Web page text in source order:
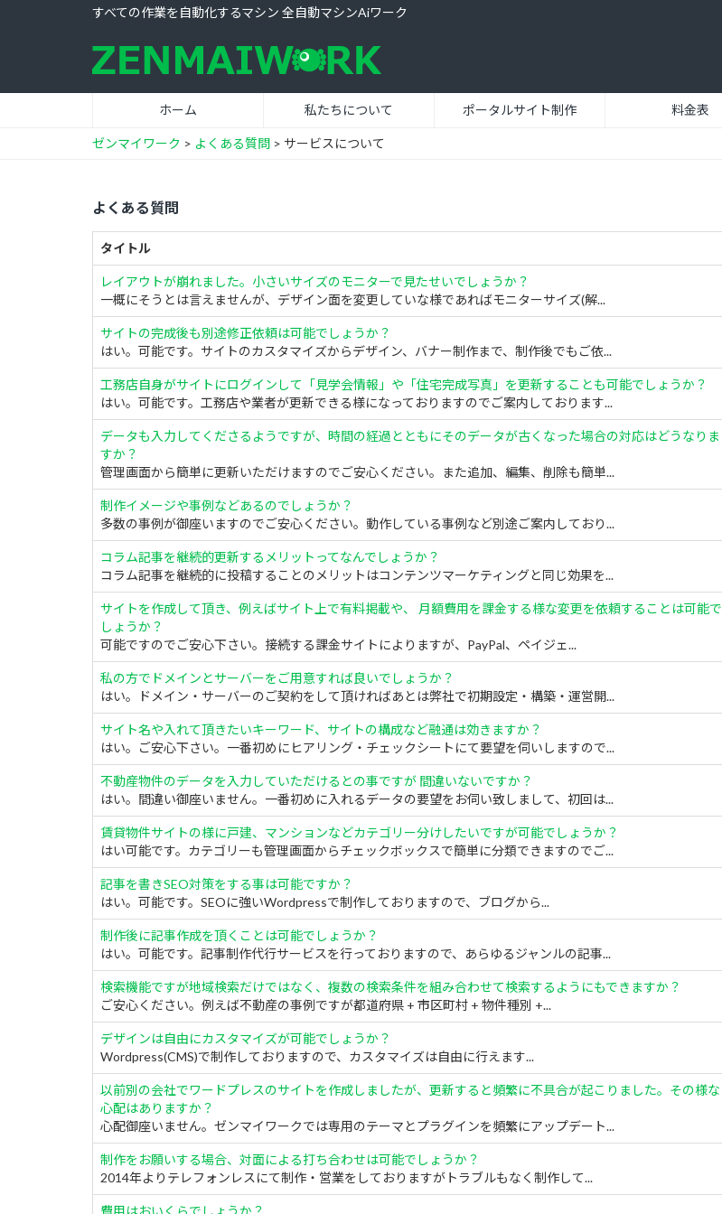
すべての作業を自動化するマシン 全自動マシンAiワーク
ホーム 私たちについて ポータルサイト制作 料金表
ゼンマイワーク > よくある質問 > サービスについて
よくある質問
タイトル
レイアウトが崩れました。小さいサイズのモニターで見たせいでしょうか？
一概にそうとは言えませんが、デザイン面を変更していな様であればモニターサイズ(解...
サイトの完成後も別途修正依頼は可能でしょうか？
はい。可能です。サイトのカスタマイズからデザイン、バナー制作まで、制作後でもご依...
工務店自身がサイトにログインして「見学会情報」や「住宅完成写真」を更新することも可能でしょうか？
はい。可能です。工務店や業者が更新できる様になっておりますのでご案内しております...
データも入力してくださるようですが、時間の経過とともにそのデータが古くなった場合の対応はどうなりま
すか？
管理画面から簡単に更新いただけますのでご安心ください。また追加、編集、削除も簡単...
制作イメージや事例などあるのでしょうか？
多数の事例が御座いますのでご安心ください。動作している事例など別途ご案内しており...
コラム記事を継続的更新するメリットってなんでしょうか？
コラム記事を継続的に投稿することのメリットはコンテンツマーケティングと同じ効果を...
サイトを作成して頂き、例えばサイト上で有料掲載や、 月額費用を課金する様な変更を依頼することは可能で
しょうか？
可能ですのでご安心下さい。接続する課金サイトによりますが、PayPal、ペイジェ...
私の方でドメインとサーバーをご用意すれば良いでしょうか？
はい。ドメイン・サーバーのご契約をして頂ければあとは弊社で初期設定・構築・運営開...
サイト名や入れて頂きたいキーワード、サイトの構成など融通は効きますか？
はい。ご安心下さい。一番初めにヒアリング・チェックシートにて要望を伺いしますので...
不動産物件のデータを入力していただけるとの事ですが 間違いないですか？
はい。間違い御座いません。一番初めに入れるデータの要望をお伺い致しまして、初回は...
賃貸物件サイトの様に戸建、マンションなどカテゴリー分けしたいですが可能でしょうか？
はい可能です。カテゴリーも管理画面からチェックボックスで簡単に分類できますのでご...
記事を書きSEO対策をする事は可能ですか？
はい。可能です。SEOに強いWordpressで制作しておりますので、ブログから...
制作後に記事作成を頂くことは可能でしょうか？
はい。可能です。記事制作代行サービスを行っておりますので、あらゆるジャンルの記事...
検索機能ですが地域検索だけではなく、複数の検索条件を組み合わせて検索するようにもできますか？
ご安心ください。例えば不動産の事例ですが都道府県 + 市区町村 + 物件種別 +...
デザインは自由にカスタマイズが可能でしょうか？
Wordpress(CMS)で制作しておりますので、カスタマイズは自由に行えます...
以前別の会社でワードプレスのサイトを作成しましたが、更新すると頻繁に不具合が起こりました。その様な
心配はありますか？
心配御座いません。ゼンマイワークでは専用のテーマとプラグインを頻繁にアップデート...
制作をお願いする場合、対面による打ち合わせは可能でしょうか？
2014年よりテレフォンレスにて制作・営業をしておりますがトラブルもなく制作して...
費用はおいくらでしょうか？